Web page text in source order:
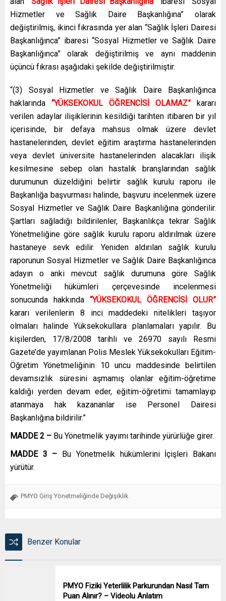
Hizmetler ve Sağlık Daire Başkanlığına” olarak
değiştirilmiş, ikinci fıkrasında yer alan “Sağlık İşleri Dairesi
Başkanlığınca” ibaresi “Sosyal Hizmetler ve Sağlık Daire
Başkanlığınca” olarak değiştirilmiş ve aynı maddenin
üçüncü fıkrası aşağıdaki şekilde değiştirilmiştir.
“(3) Sosyal Hizmetler ve Sağlık Daire Başkanlığınca
haklarında “YÜKSEKOKUL ÖĞRENCİSİ OLAMAZ”
kararı
verilen adaylar ilişiklerinin kesildiği tarihten itibaren bir yıl
içerisinde, bir defaya mahsus olmak üzere devlet
hastanelerinden, devlet eğitim araştırma hastanelerinden
veya devlet üniversite hastanelerinden alacakları ilişik
kesilmesine sebep olan hastalık branşlarından sağlık
durumunun düzeldiğini belirtir sağlık kurulu raporu ile
Başkanlığa başvurması halinde, başvuru incelenmek üzere
Sosyal Hizmetler ve Sağlık Daire Başkanlığına gönderilir.
Şartları sağladığı bildirilenler, Başkanlıkça tekrar Sağlık
Yönetmeliğine göre sağlık kurulu raporu aldırılmak üzere
hastaneye sevk edilir. Yeniden aldırılan sağlık kurulu
raporunun Sosyal Hizmetler ve Sağlık Daire Başkanlığınca
adayın o anki mevcut sağlık durumuna göre Sağlık
Yönetmeliği hükümleri çerçevesinde incelenmesi
sonucunda hakkında “YÜKSEKOKUL ÖĞRENCİSİ OLUR”
kararı verilenlerin 8 inci maddedeki nitelikleri taşıyor
olmaları halinde Yüksekokullara planlamaları yapılır. Bu
kişilerden, 17/8/2008 tarihli ve 26970 sayılı Resmi
Gazete’de yayımlanan Polis Meslek Yüksekokulları Eğitim-
Öğretim Yönetmeliğinin 10 uncu maddesinde belirtilen
devamsızlık süresini aşmamış olanlar eğitim-öğretime
kaldığı yerden devam eder, eğitim-öğretimi tamamlayıp
atanmaya hak kazananlar ise Personel Dairesi
Başkanlığına bildirilir.”
MADDE 2 – Bu Yönetmelik yayımı tarihinde yürürlüğe girer.
MADDE 3 – Bu Yönetmelik hükümlerini İçişleri Bakanı
yürütür.
PMYO Giriş Yönetmeliğinde Değişiklik
Benzer Konular
PMYO Fiziki Yeterlilik Parkurundan Nasıl Tam
Puan Alınır? – Videolu Anlatım